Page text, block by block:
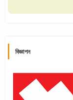
বিজ্ঞাপন